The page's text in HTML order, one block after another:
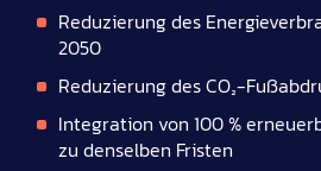
Reduzierung des
2050
Reduzierung des CO₂-
Integration von 100 %
zu denselben Fristen